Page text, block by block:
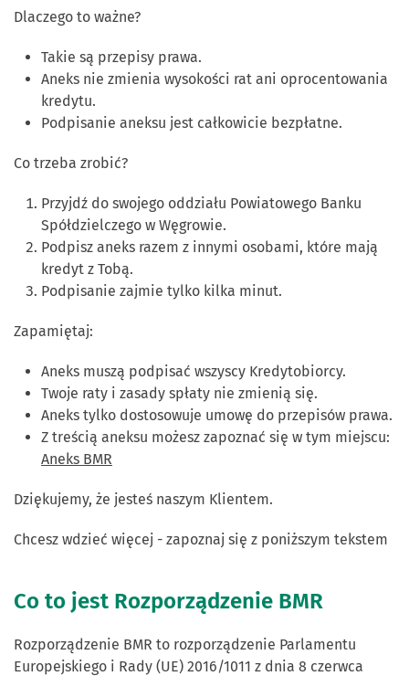
Dlaczego to ważne?
Takie są przepisy prawa.
Aneks nie zmienia wysokości rat ani oprocentowania
kredytu.
Podpisanie aneksu jest całkowicie bezpłatne.
Co trzeba zrobić?
Przyjdź do swojego oddziału Powiatowego Banku
Spółdzielczego w Węgrowie.
Podpisz aneks razem z innymi osobami, które mają
kredyt z Tobą.
Podpisanie zajmie tylko kilka minut.
Zapamiętaj:
Aneks muszą podpisać wszyscy Kredytobiorcy.
Twoje raty i zasady spłaty nie zmienią się.
Aneks tylko dostosowuje umowę do przepisów prawa.
Z treścią aneksu możesz zapoznać się w tym miejscu:
Aneks BMR
Dziękujemy, że jesteś naszym Klientem.
Chcesz wdzieć więcej - zapoznaj się z poniższym tekstem
Co to jest Rozporządzenie BMR
Rozporządzenie BMR to rozporządzenie Parlamentu
Europejskiego i Rady (UE) 2016/1011 z dnia 8 czerwca